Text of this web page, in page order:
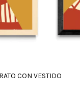
CON VESTIDO